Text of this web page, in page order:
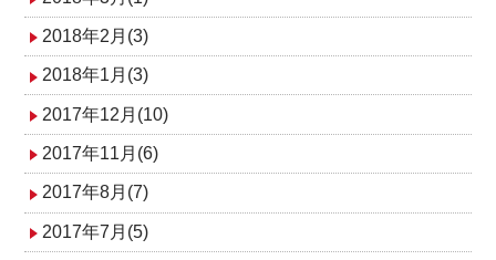
2018年2月(3)
2018年1月(3)
2017年12月(10)
2017年11月(6)
2017年8月(7)
2017年7月(5)